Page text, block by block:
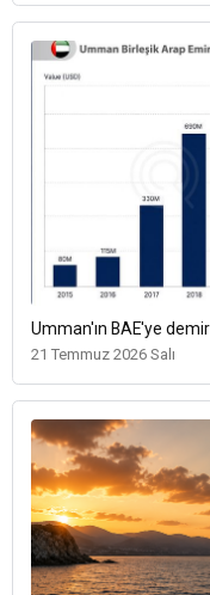
Umman'ın BAE'ye
21 Temmuz 2026 Salı